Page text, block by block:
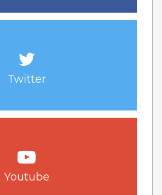
Twitter
Youtube